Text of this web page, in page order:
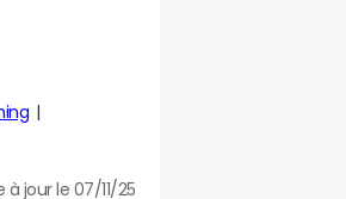
à jour le 07/11/25